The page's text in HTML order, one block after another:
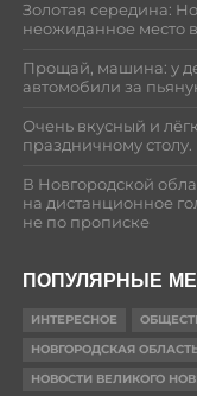
Золотая середина:
неожиданное место
Прощай, машина: у
автомобили за
Очень вкусный и
праздничному столу.
В Новгородской
на дистанционное
не по прописке
ПОПУЛЯРНЫЕ
ИНТЕРЕСНОЕ
НОВГОРОДСКАЯ
НОВОСТИ ВЕЛИКОГО